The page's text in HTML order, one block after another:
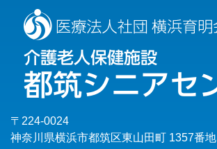
〒224-0024
神奈川県横浜市都筑区東山田町 1357番地